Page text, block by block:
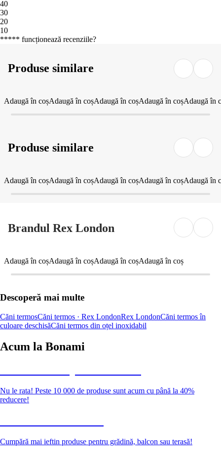
40
30
20
10
***** funcționează recenziile?
Produse similare
Adaugă în coșAdaugă în coșAdaugă în coșAdaugă în coșAdaugă în
Produse similare
Adaugă în coșAdaugă în coșAdaugă în coșAdaugă în coșAdaugă în
Brandul Rex London
Adaugă în coșAdaugă în coșAdaugă în coșAdaugă în coș
Descoperă mai multe
Căni termosCăni termos · Rex LondonRex LondonCăni termos în
culoare deschisăCăni termos din oțel inoxidabil
Acum la Bonami
Nu le rata! Peste 10 000 de produse sunt acum cu până la 40%
reducere!
Cumpără mai ieftin produse pentru grădină, balcon sau terasă!